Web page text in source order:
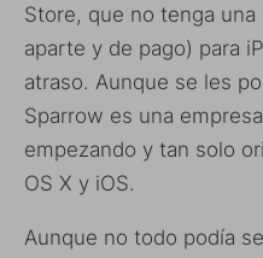
Store, que no tenga
aparte y de pago) para
atraso. Aunque se les
Sparrow es una
empezando y tan solo
OS X y iOS.
Aunque no todo podía